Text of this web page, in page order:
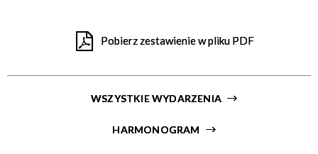
Pobierz zestawienie w pliku PDF
WSZYSTKIE WYDARZENIA
HARMONOGRAM